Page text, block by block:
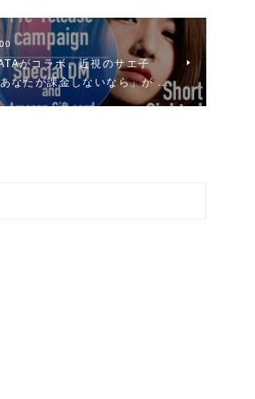
がコラボ、近視のサエ子
なたが課金しないなら」が …